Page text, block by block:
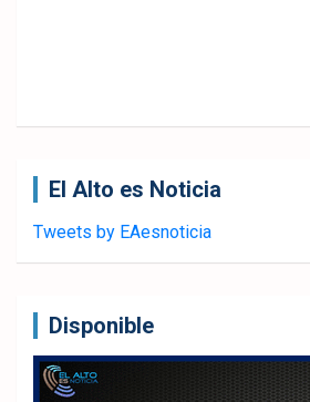
El Alto es Noticia
Tweets by EAesnoticia
Disponible